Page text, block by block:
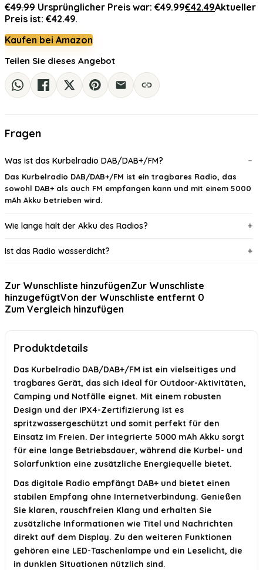
€49.99 Ursprünglicher Preis war: €49.99€42.49Aktueller
Preis ist: €42.49.
Kaufen bei Amazon
Teilen Sie dieses Angebot
Fragen
Was ist das Kurbelradio DAB/DAB+/FM?
Das Kurbelradio DAB/DAB+/FM ist ein tragbares Radio, das
sowohl DAB+ als auch FM empfangen kann und mit einem 5000
mAh Akku betrieben wird.
Wie lange hält der Akku des Radios?
Ist das Radio wasserdicht?
Welche zusätzlichen Funktionen bietet das Radio?
KI-generiert aus verfügbaren Produktinformationen. Prüfen Sie Details
Zur Wunschliste hinzufügenZur Wunschliste
hinzugefügtVon der Wunschliste entfernt 0
Zum Vergleich hinzufügen
Produktdetails
Das Kurbelradio DAB/DAB+/FM ist ein vielseitiges und
tragbares Gerät, das sich ideal für Outdoor-Aktivitäten,
Camping und Notfälle eignet. Mit einem robusten
Design und der IPX4-Zertifizierung ist es
spritzwassergeschützt und somit perfekt für den
Einsatz im Freien. Der integrierte 5000 mAh Akku sorgt
für eine lange Betriebsdauer, während die Kurbel- und
Solarfunktion eine zusätzliche Energiequelle bietet.
Das digitale Radio empfängt DAB+ und bietet einen
stabilen Empfang ohne Internetverbindung. Genießen
Sie klaren, rauschfreien Klang und erhalten Sie
zusätzliche Informationen wie Titel und Nachrichten
direkt auf dem Display. Zu den weiteren Funktionen
gehören eine LED-Taschenlampe und ein Leselicht, die
in dunklen Situationen nützlich sind.